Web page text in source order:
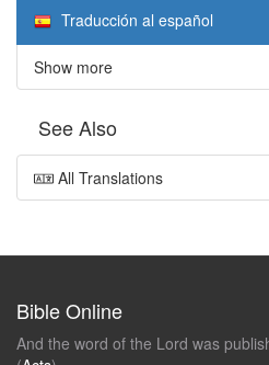
Traducción al español
Show more
See Also
All Translations
Bible Online
And the word of the Lord was